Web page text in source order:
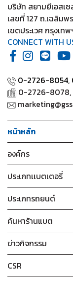
บริษัท สยามยีเอสเ
เลขที่ 127 ถ.เฉลิมพ
เขตประเวศ กรุงเท
CONNECT WITH
0-2726-8054,
0-2726-8078,
หน้าหลัก
องค์กร
ประเภทเเบตเตอรี่
ประเภทรถยนต์
ค้นหาร้านแบต
ข่าวกิจกรรม
CSR